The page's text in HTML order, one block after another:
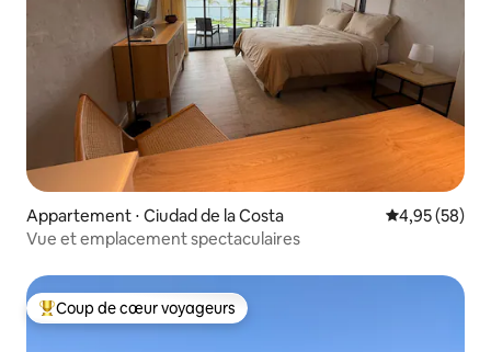
Appartement ⋅ Ciudad de la Costa Évaluation
4,95 (58)
Vue et emplacement spectaculaires
Coups de cœur voyageurs les plus appréciés
Coup de cœur voyageurs